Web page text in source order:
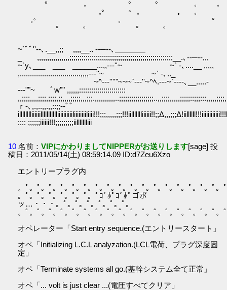
゜ ｡ 。 ゜ ゜
。 ゜ ゜ ﾟ ゜ ｡
゜ ｡ 。 ゜ ｡ 。
~`ﾞﾞ''--､.__,,;; ,,,,__.､--─--､＿＿＿＿
_ ,,,,,,,,,,,,,,,,;;;;;;;;;;;;;;;;;;;;;;;;;;;;;;;;;;;;;;;;;;;;;;;;;;;__.､--─--,,,
~`y､___ ___￣______...,,-‐‐''~ ~` -､....__ ,,,,,
,..............................,,,,-‐‐''~ ~` -､.._
￣ ￣ ￣~^‐-‐''''"~~~`‐-‐''~^ﾍ.-‐‐~`‐‐‐-､__.....-
-‐‐""~￣￣ﾞw"" ,,,,,,:::::::::::::::::::::::
ｒ-､,.,..,,.,,::;;--ﾞﾞ
:::: ;;;;;;iiiiii!!!;;;;;;;;;iillllllliii
10 名前：VIPにかわりましてNIPPERがお送りします[sage] 投
稿日：2011/05/14(土) 08:59:14.09 ID:d7Zeu6Xzo
エントリープラグ内
。ﾟ。ﾟ。ﾟ。ﾟ。ﾟ。ﾟ。ﾟ。ﾟ。ﾟ。ﾟ。ﾟ。ﾟ。ﾟ。ﾟ。ﾟ。ﾟ。ﾟ。
。ﾟ。ﾟ。ﾟ。ﾟ。ﾟ。ﾟ。ﾟｺﾞﾎﾟｺﾞﾎﾟゴポ
ッ…・・・。ﾟ。ﾟ。ﾟ。ﾟ。ﾟ。ﾟ。
。ﾟ。ﾟ。ﾟ。ﾟ。ﾟ。ﾟ。ﾟ。ﾟ。ﾟ。ﾟ。ﾟ。ﾟ。ﾟ。ﾟ。ﾟ。ﾟ。ﾟ。
オペレーター「Start entry sequence.(エントリースタート」
オペ「Initializing L.C.L analyzation.(LCL電荷、プラグ深度固
定」
オペ「Terminate systems all go.(基幹システム全て正常」
オペ「... volt is just clear ...(電圧すべてクリア」